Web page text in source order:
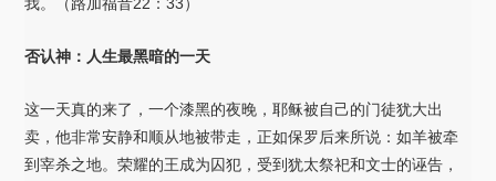
否认神：人生最黑暗的一天
这一天真的来了，一个漆黑的夜晚，耶稣被自己的门徒犹大出
卖，他非常安静和顺从地被带走，正如保罗后来所说：如羊被牵
到宰杀之地。荣耀的王成为囚犯，受到犹太祭祀和文士的诬告，